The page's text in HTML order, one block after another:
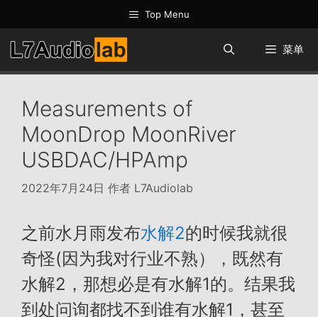
至
内
容
Top Menu
菜单
Measurements of
MoonDrop MoonRiver
USBDAC/HPAmp
2022年7月24日 作者 L7Audiolab
之前水月雨发布水解2的时候我就很
奇怪(因为我对行业不熟），既然有
水解2，那想必是有水解1的。结果我
到处问询都找不到谁有水解1，甚至